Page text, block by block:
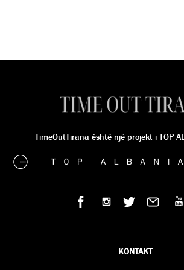
TimeOutTirana është një projekt i TOP
KONTAKT